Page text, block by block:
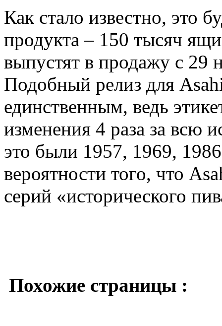
Как стало известно, это
продукта – 150 тысяч
выпустят в продажу с 29
Подобный релиз для
единственным, ведь
изменения 4 раза за всю
это были 1957, 1969,
вероятности того, что
серий «исторического
Похожие страницы :